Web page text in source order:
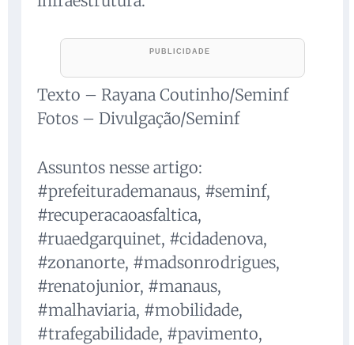
Texto – Rayana Coutinho/Seminf
Fotos – Divulgação/Seminf
Assuntos nesse artigo:
#prefeiturademanaus, #seminf,
#recuperacaoasfaltica,
#ruaedgarquinet, #cidadenova,
#zonanorte, #madsonrodrigues,
#renatojunior, #manaus,
#malhaviaria, #mobilidade,
#trafegabilidade, #pavimento,